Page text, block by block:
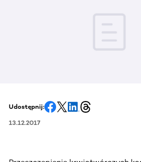
Udostępnij:
13.12.2017